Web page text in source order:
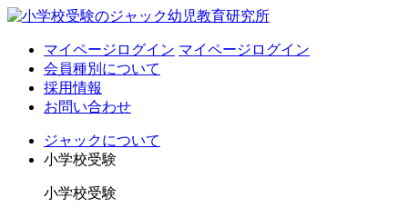
マイページログイン マイページログイン
会員種別について
採用情報
お問い合わせ
ジャックについて
小学校受験
小学校受験